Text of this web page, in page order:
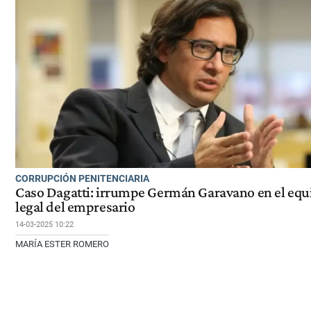
CORRUPCIÓN PENITENCIARIA
Caso Dagatti: irrumpe Germán Garavano en el
legal del empresario
14-03-2025 10:22
MARÍA ESTER ROMERO